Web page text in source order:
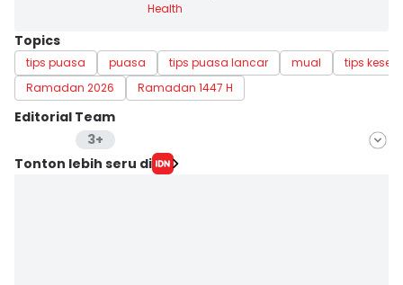
Health
Topics
tips puasa puasa tips puasa lancar mual
tips
Ramadan 2026
Ramadan 1447 H
Editorial Team
3+
Editor
Tonton lebih seru di